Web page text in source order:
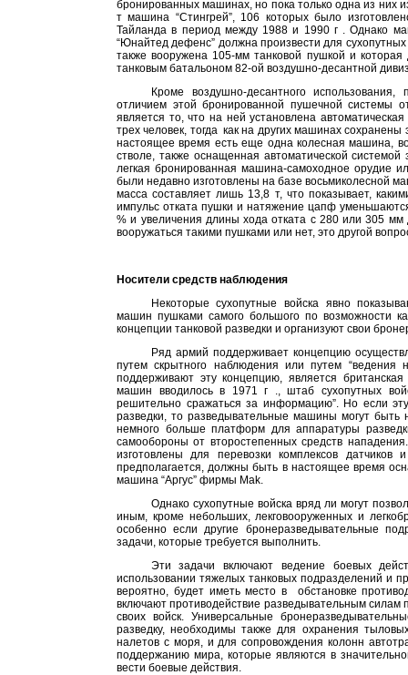
бронированных машинах, но пока только одна из них
т машина “Стингрей”, 106 которых было
Тайланда в период между 1988 и 1990 г. Однако
“Юнайтед дефенс” должна произвести для
также вооружена 105-мм танковой пушкой и
танковым батальоном 82-ой воздушно-десантной
Кроме воздушно-десантного
отличием этой бронированной пушечной
является то, что на ней установлена
трех человек, тогда как на других машинах сохранены
настоящее время есть еще одна колесная машина,
стволе, также оснащенная автоматической
легкая бронированная машина-самоходное орудие
были недавно изготовлены на базе восьмиколесной
масса составляет лишь 13,8 т, что показывает,
импульс отката пушки и натяжение цапф
% и увеличения длины хода отката с 280 или305 мм
вооружаться такими пушками или нет, это другой
Носители средств наблюдения
Некоторые сухопутные войска явно
машин пушками самого большого по возможности
концепции танковой разведки и организуют свои
Ряд армий поддерживает концепцию
путем скрытного наблюдения или путем
поддерживают эту концепцию, является
машин вводилось в 1971 г ., штаб сухопутных
решительно сражаться за информацию”. Но если
разведки, то разведывательные машины могут
немного больше платформ для аппаратуры
самообороны от второстепенных средств
изготовлены для перевозки комплексов
предполагается, должны быть в настоящее время
машина “Аргус” фирмы Маk.
Однако сухопутные войска вряд ли могут
иным, кроме небольших, лекговооруженных и
особенно если другие бронеразведывательные
задачи, которые требуется выполнить.
Эти задачи включают ведение боевых
использовании тяжелых танковых подразделений и
вероятно, будет иметь место в
обстановке
включают противодействие разведывательным
своих войск. Универсальные
разведку, необходимы также для охранения
налетов с моря, и для сопровождения колонн
поддержанию мира, которые являются в
вести боевые действия.